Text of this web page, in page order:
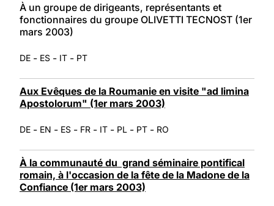
À un groupe de dirigeants, représentants et
fonctionnaires du groupe OLIVETTI TECNOST (1er
mars 2003)
DE - ES - IT - PT
Aux Evêques de la Roumanie en visite "ad limina
Apostolorum" (1er mars 2003)
DE - EN - ES - FR - IT - PL - PT - RO
À la communauté du grand séminaire pontifical
romain, à l'occasion de la fête de la Madone de la
Confiance (1er mars 2003)